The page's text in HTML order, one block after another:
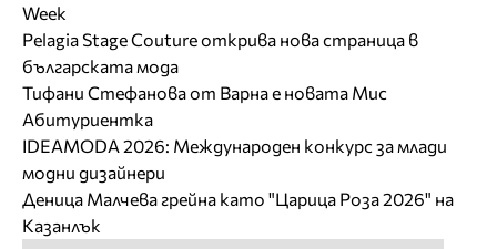
Week
Pelagia Stage Couture открива нова страница в
българската мода
Тифани Стефанова от Варна е новата Мис
Абитуриентка
IDEAMODA 2026: Международен конкурс за млади
модни дизайнери
Деница Малчева грейна като "Царица Роза 2026" на
Казанлък